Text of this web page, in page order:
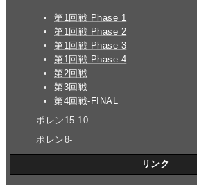
第1回戦 Phase 1
第1回戦 Phase 2
第1回戦 Phase 3
第1回戦 Phase 4
第2回戦
第3回戦
第4回戦-FINAL
ポレン15-10
ポレン8-
リンク